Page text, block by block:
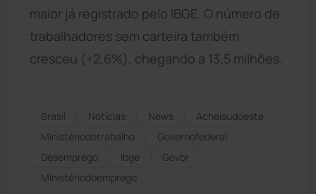
maior já registrado pelo IBGE. O número de
trabalhadores sem carteira também
cresceu (+2,6%), chegando a 13,5 milhões.
Brasil Notícias News
Acheisudoeste
Ministériodotrabalho
Governofederal
Desemprego
Ibge
Govbr
Ministériodoemprego